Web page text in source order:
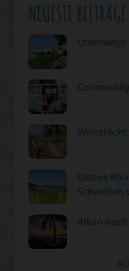
NEUESTE BEITRÄGE
Winterlicht
Ostsee
Schweden
Allein nach